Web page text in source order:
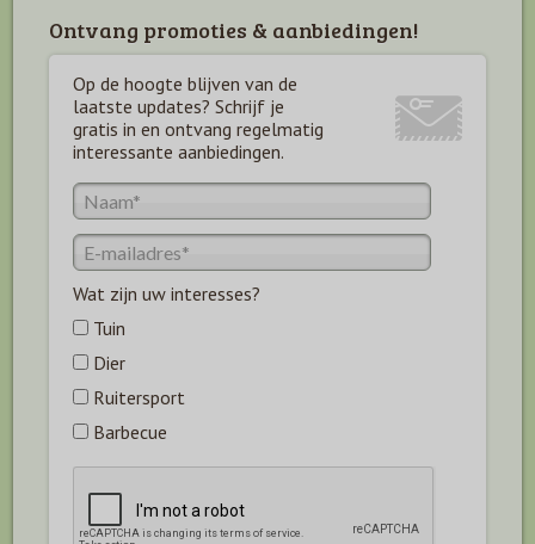
Ontvang promoties & aanbiedingen!
Op de hoogte blijven van de
laatste updates? Schrijf je
gratis in en ontvang regelmatig
interessante aanbiedingen.
Wat zijn uw interesses?
Tuin
Dier
Ruitersport
Barbecue